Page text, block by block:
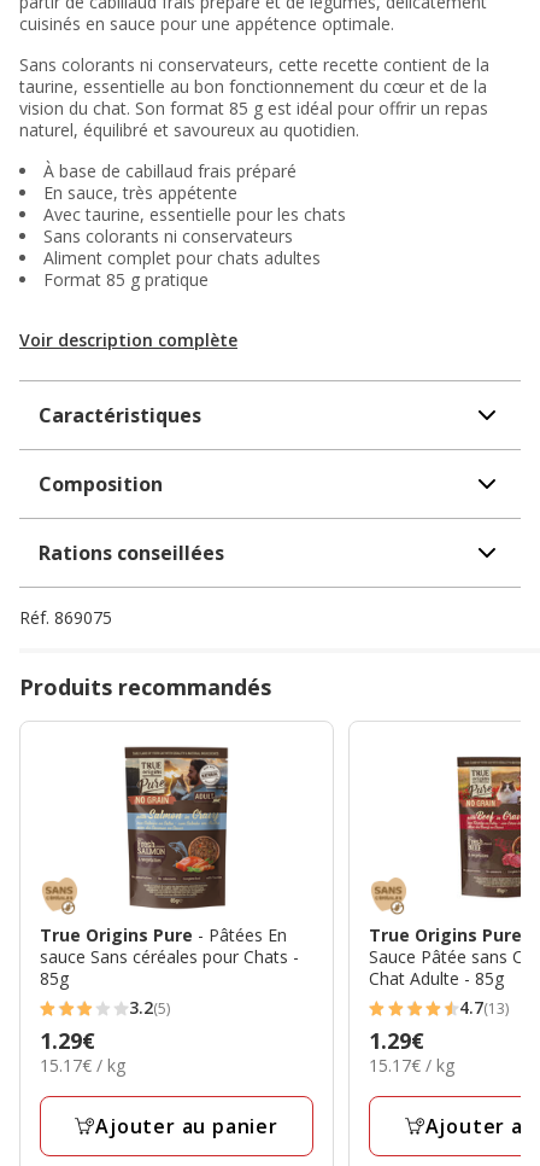
cuisinés en sauce pour une appétence optimale.
Sans colorants ni conservateurs, cette recette contient de la
taurine, essentielle au bon fonctionnement du cœur et de la
vision du chat. Son format 85 g est idéal pour offrir un repas
naturel, équilibré et savoureux au quotidien.
À base de cabillaud frais préparé
En sauce, très appétente
Avec taurine, essentielle pour les chats
Sans colorants ni conservateurs
Aliment complet pour chats adultes
Format 85 g pratique
Voir description complète
Caractéristiques
Composition
Rations conseillées
Réf. 869075
Produits recommandés
True Origins Pure - Pâtées En
sauce Sans céréales pour Chats -
85g
3.2
étoiles
avec
5
3.2(5)
Prix
1.29€
1.29€
15.17€
Kg
15.17€ / kg
Ajouter au panier
True Origins Pure
Sauce Pâtée sans
Chat Adulte - 85g
4.7
étoiles
avec
13
4.7(13)
Prix
1.29€
1.29€
15.17€
Kg
15.17€ / kg
Ajouter